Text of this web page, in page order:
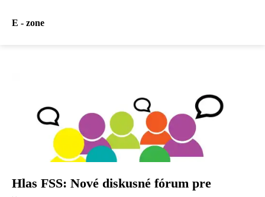
E - zone
Hlas FSS: Nové diskusné fórum pre